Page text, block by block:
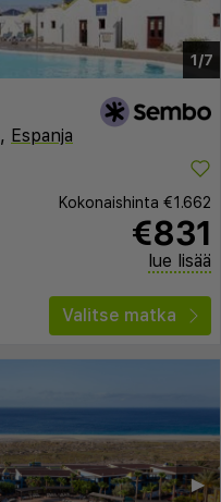
1/7
, Espanja
Kokonaishinta €1.662
€831
lue lisää
Valitse matka
▶︎